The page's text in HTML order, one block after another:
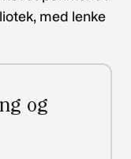
med lenke
og